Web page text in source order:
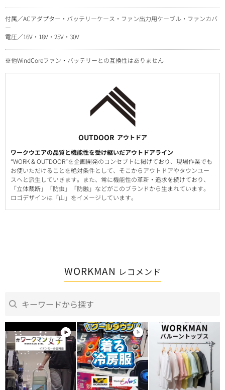
付属／ACアダプター・バッテリーケース・ファン出力用ケーブル・ファンカバ
ー
電圧／16V・18V・25V・30V
※他WindCoreファン・バッテリーとの互換性はありません
OUTDOOR アウトドア
ワークウエアの品質と機能性を受け継いだアウトドアライン
“WORK & OUTDOOR”を企画開発のコンセプトに掲げており、現場作業でも
お使いただけることを絶対条件として、そこからアウトドアやタウンユー
スへと派生していきます。また、常に機能性の革新・追求を続けており、
「立体裁断」「防虫」「防融」などがこのブランドから生まれています。
ロゴデザインは「山」をイメージしています。
WORKMAN レコメンド